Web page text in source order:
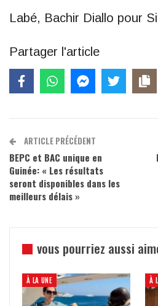
Labé, Bachir Diallo pour
Partager l'article
ARTICLE PRÉCÉDENT
BEPC et BAC unique en
Guinée: « Les résultats
seront disponibles dans les
meilleurs délais »
vous pourriez aussi
À LA UNE À